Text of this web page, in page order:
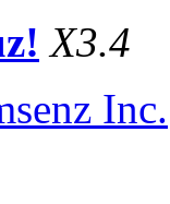
X3.4
Inc.